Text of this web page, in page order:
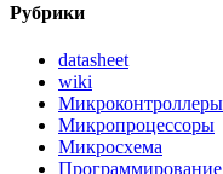
Рубрики
datasheet
wiki
Микроконтроллеры
Микропроцессоры
Микросхема
Программирование